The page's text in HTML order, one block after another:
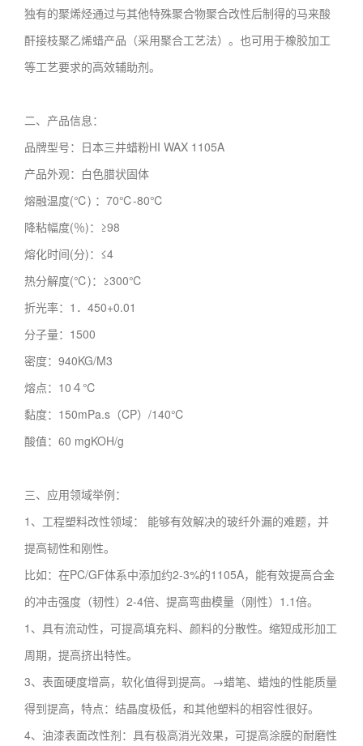
独有的聚烯烃通过与其他特殊聚合物聚合改性后制得的马来酸
酐接枝聚乙烯蜡产品（采用聚合工艺法）。也可用于橡胶加工
等工艺要求的高效辅助剂。
二、产品信息：
品牌型号：日本三井蜡粉HI WAX 1105A
产品外观：白色腊状固体
熔融温度(℃) ：70℃-80℃
降粘幅度(％)：≥98
熔化时间(分)：≤4
热分解度(℃)：≥300℃
折光率：1．450+0.01
分子量：1500
密度：940KG/M3
熔点：10４℃
黏度：150mPa.s（CP）/140℃
酸值：60 mgKOH/g
三、应用领域举例：
1、工程塑料改性领域： 能够有效解决的玻纤外漏的难题，并
提高韧性和刚性。
比如：在PC/GF体系中添加约2-3%的1105A，能有效提高合金
的冲击强度（韧性）2-4倍、提高弯曲模量（刚性）1.1倍。
1、具有流动性，可提高填充料、颜料的分散性。缩短成形加工
周期，提高挤出特性。
3、表面硬度增高，软化值得到提高。→蜡笔、蜡烛的性能质量
得到提高，特点：结晶度极低，和其他塑料的相容性很好。
4、油漆表面改性剂：具有极高消光效果，可提高涂膜的耐磨性